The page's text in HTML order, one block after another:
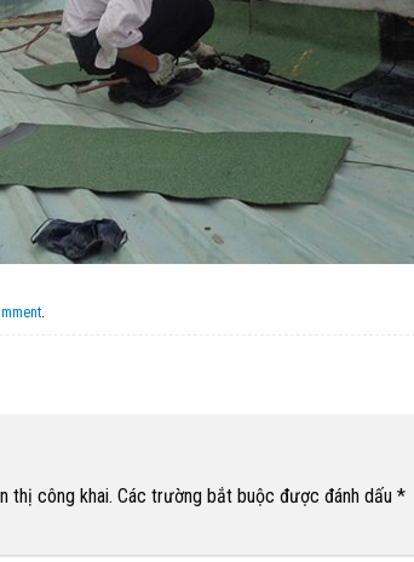
.
thị công khai. Các trường bắt buộc được đánh dấu *